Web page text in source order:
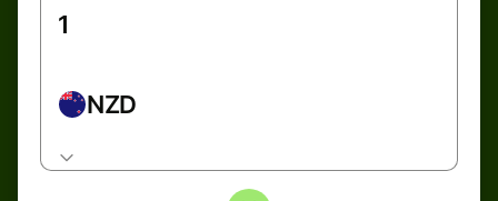
NZD